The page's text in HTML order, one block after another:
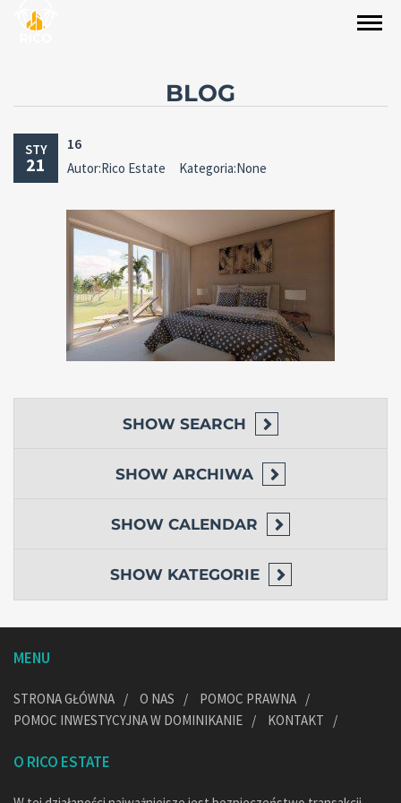
BLOG
STY
21
16
Autor:Rico Estate Kategoria:None
SHOW SEARCH
SHOW ARCHIWA
SHOW CALENDAR
SHOW KATEGORIE
MENU
STRONA GŁÓWNA O NAS
POMOC PRAWNA
POMOC INWESTYCYJNA W DOMINIKANIE
KONTAKT
O RICO ESTATE